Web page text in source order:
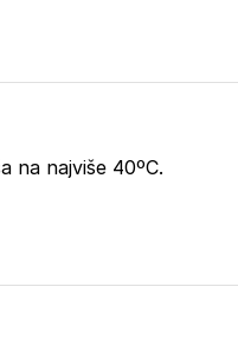
na najviše 40ºC.